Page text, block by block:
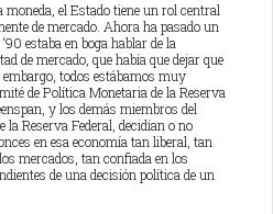
el Estado tiene un rol central
de mercado. Ahora ha pasado un
estaba en boga hablar de la
de mercado, que había que dejar que
todos estábamos muy
de Política Monetaria de la Reserva
y los demás miembros del
Reserva Federal, decidían o no
en esa economía tan liberal, tan
mercados, tan confiada en los
de una decisión política de un